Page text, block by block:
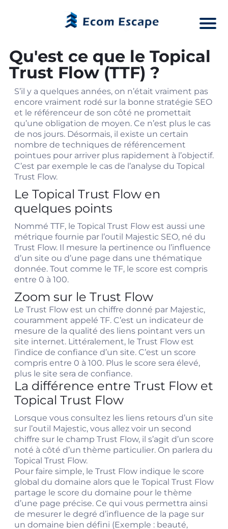
Qu'est ce que le Topical
Trust Flow (TTF) ?
S’il y a quelques années, on n’était vraiment pas
encore vraiment rodé sur la bonne stratégie SEO
et le référenceur de son côté ne promettait
qu’une obligation de moyen. Ce n’est plus le cas
de nos jours. Désormais, il existe un certain
nombre de techniques de référencement
pointues pour arriver plus rapidement à l’objectif.
C’est par exemple le cas de l’analyse du Topical
Trust Flow.
Le Topical Trust Flow en
quelques points
Nommé TTF, le Topical Trust Flow est aussi une
métrique fournie par l’outil Majestic SEO, né du
Trust Flow. Il mesure la pertinence ou l’influence
d’un site ou d’une page dans une thématique
donnée. Tout comme le TF, le score est compris
entre 0 à 100.
Zoom sur le Trust Flow
Le Trust Flow est un chiffre donné par Majestic,
couramment appelé TF. C’est un indicateur de
mesure de la qualité des liens pointant vers un
site internet. Littéralement, le Trust Flow est
l’indice de confiance d’un site. C’est un score
compris entre 0 à 100. Plus le score sera élevé,
plus le site sera de confiance.
La différence entre Trust Flow et
Topical Trust Flow
Lorsque vous consultez les liens retours d’un site
sur l’outil Majestic, vous allez voir un second
chiffre sur le champ Trust Flow, il s’agit d’un score
noté à côté d’un thème particulier. On parlera du
Topical Trust Flow.
Pour faire simple, le Trust Flow indique le score
global du domaine alors que le Topical Trust Flow
partage le score du domaine pour le thème
d’une page précise. Ce qui vous permettra ainsi
de mesurer le degré d’influence de la page sur
un domaine bien défini (Exemple : beauté,